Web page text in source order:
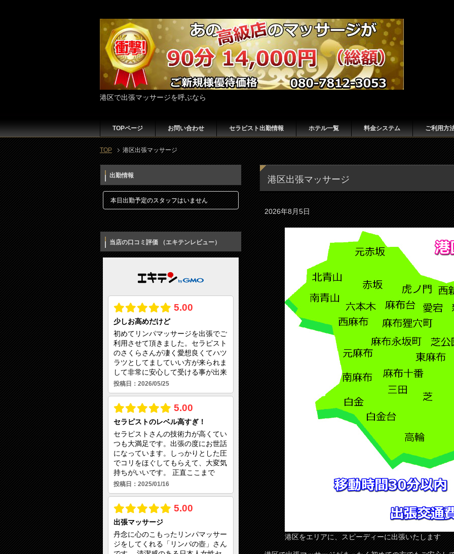
港区で出張マッサージを呼ぶなら
TOPページ お問い合わせ セラピスト出勤情報 ホテル一覧 料金システム ご利用方
TOP 港区出張マッサージ
港区出張マッサージ
2026年8月5日
港区をエリアに、スピーディーに出張いたします
出勤情報
本日出勤予定のスタッフはいません
当店の口コミ評価 （エキテンレビュー）